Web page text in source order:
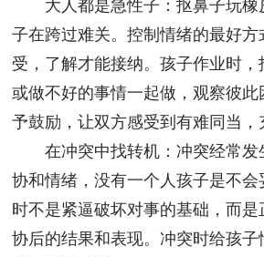
大人都是急性子：抠鼻子玩橡
子在跨过难关。控制情绪的最好
受，了解才能接纳。孩子作业时，
或做不好的事情一起做，观察彼此
予鼓励，让双方感受到有难同当，
在冲突中找转机：冲突经常发
协和情绪，没有一个人孩子是不
时不是紧逼破坏对事的基础，而
协后的结果和表现。冲突时给孩子